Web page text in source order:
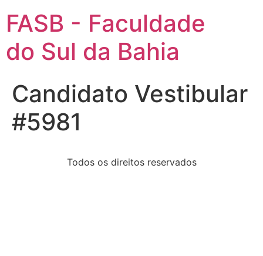
FASB - Faculdade
do Sul da Bahia
Candidato Vestibular
#5981
Todos os direitos reservados